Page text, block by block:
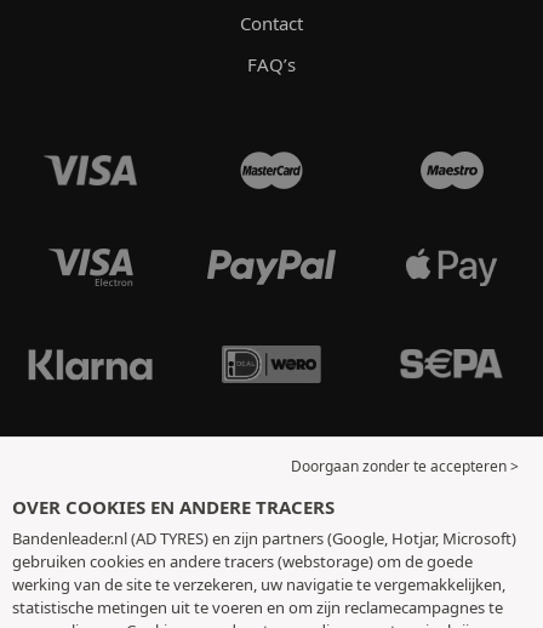
Contact
FAQ’s
Doorgaan zonder te accepteren >
OVER COOKIES EN ANDERE TRACERS
Bandenleader.nl (AD TYRES) en zijn partners (Google, Hotjar, Microsoft)
gebruiken cookies en andere tracers (webstorage) om de goede
werking van de site te verzekeren, uw navigatie te vergemakkelijken,
statistische metingen uit te voeren en om zijn reclamecampagnes te